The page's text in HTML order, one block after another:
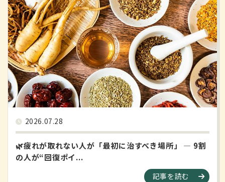
2026.07.28
🌿疲れが取れない人が「最初に治すべき場所」 ― 9割
の人が“回復ポイ...
記事を読む